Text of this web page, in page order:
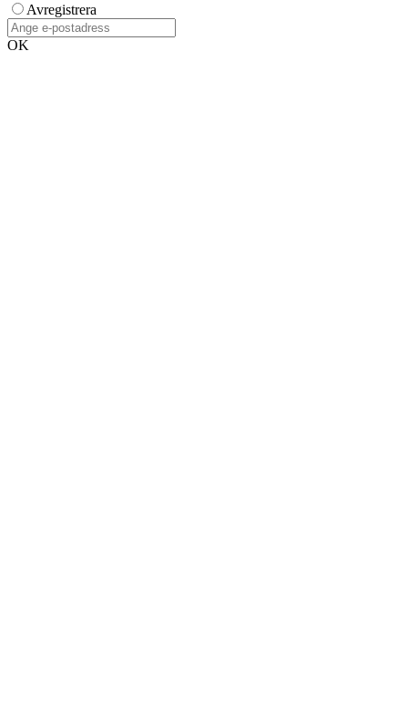
Avregistrera
OK